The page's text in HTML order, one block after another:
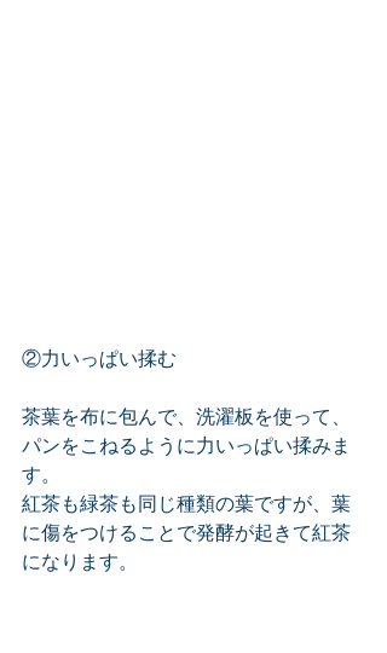
②力いっぱい揉む
茶葉を布に包んで、洗濯板を使って、
パンをこねるように力いっぱい揉みま
す。
紅茶も緑茶も同じ種類の葉ですが、葉
に傷をつけることで発酵が起きて紅茶
になります。